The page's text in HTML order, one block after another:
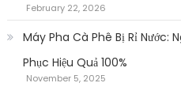
February 22, 2026
Máy Pha Cà Phê Bị Rỉ Nước:
Phục Hiệu Quả 100%
November 5, 2025